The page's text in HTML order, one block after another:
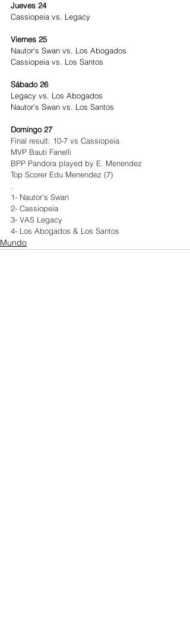
Jueves 24
Cassiopeia vs. Legacy
Viernes 25
Nautor's Swan vs. Los Abogados
Cassiopeia vs. Los Santos
Sábado 26
Legacy vs. Los Abogados
Nautor's Swan vs. Los Santos
Domingo 27
Final result: 10-7 vs Cassiopeia
MVP Bauti Fanelli
BPP Pandora played by E. Menendez
Top Scorer Edu Menendez (7)
1- Nautor's Swan
2- Cassiopeia
3- VAS Legacy
4- Los Abogados & Los Santos
Mundo